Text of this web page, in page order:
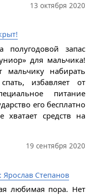
13 октября 2020
запас
для мальчика!
мальчику набирать
избавляет от
питание
его бесплатно
хватает средств на
19 сентября 2020
Степанов
любимая пора. Нет